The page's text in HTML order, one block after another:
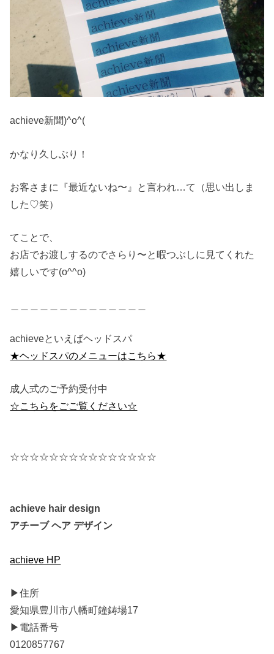
achieve新聞)^o^(
かなり久しぶり！
お客さまに『最近ないね〜』と言われ…て（思い出しま
した♡笑）
てことで、
お店でお渡しするのでさらり〜と暇つぶしに見てくれた
嬉しいです(o^^o)
achieveといえばヘッドスパ
★ヘッドスパのメニューはこちら★
成人式のご予約受付中
☆こちらをごご覧ください☆
☆☆☆☆☆☆☆☆☆☆☆☆☆☆☆
achieve hair design
アチーブ ヘア デザイン
achieve HP
▶︎住所
愛知県豊川市八幡町鐘鋳場17
▶︎電話番号
0120857767